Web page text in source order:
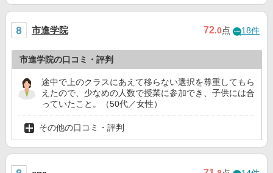
市進学院 72.0点 18件
市進学院の口コミ・評判
途中で上のクラスにあえて移らない選択を尊重してもら
えたので、少なめの人数で授業に参加でき、子供には合
っていたこと。（50代／女性）
その他の口コミ・評判